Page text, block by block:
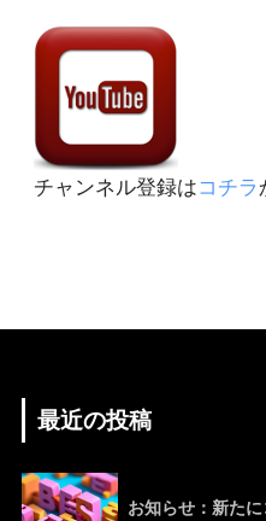
チャンネル登録はコチラ
最近の投稿
お知らせ：新た